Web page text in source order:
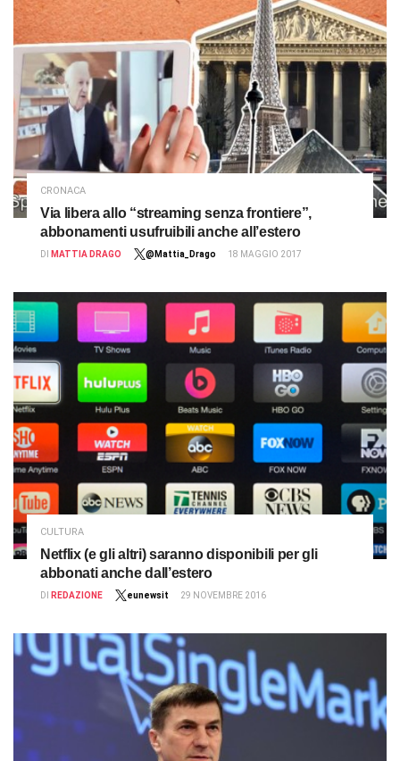
CRONACA
Via libera allo “streaming senza frontiere”,
abbonamenti usufruibili anche all’estero
DI MATTIA DRAGO @Mattia_Drago 18 MAGGIO 2017
CULTURA
Netflix (e gli altri) saranno disponibili per gli
abbonati anche dall’estero
DI REDAZIONE eunewsit 29 NOVEMBRE 2016